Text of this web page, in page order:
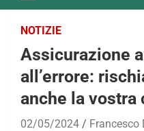
NOTIZIE
Assicurazione
all’errore:
anche la vostra
02/05/2024 Francesco